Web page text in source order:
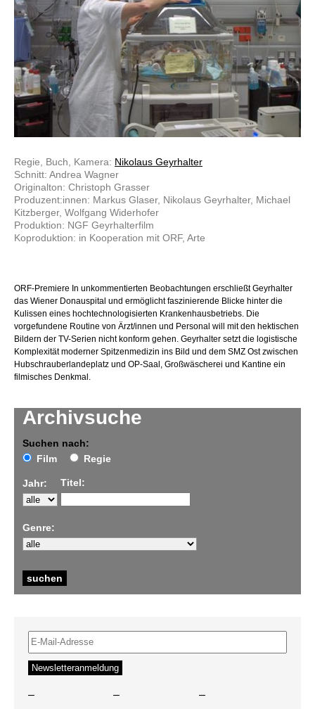
Archivsuche
Suchen nach:
Film
Regie
Jahr: Titel:
Genre:
Regie, Buch, Kamera: Nikolaus Geyrhalter
Schnitt: Andrea Wagner
Originalton: Christoph Grasser
Produzent:innen: Markus Glaser, Nikolaus Geyrhalter, Michael
Kitzberger, Wolfgang Widerhofer
Produktion: NGF Geyrhalterfilm
Koproduktion: in Kooperation mit ORF, Arte
ORF-Premiere In unkommentierten Beobachtungen erschließt Geyrhalter
das Wiener Donauspital und ermöglicht faszinierende Blicke hinter die
Kulissen eines hochtechnologisierten Krankenhausbetriebs. Die
vorgefundene Routine von Ärzt/innen und Personal will mit den hektischen
Bildern der TV-Serien nicht konform gehen. Geyrhalter setzt die logistische
Komplexität moderner Spitzenmedizin ins Bild und dem SMZ Ost zwischen
Hubschrauberlandeplatz und OP-Saal, Großwäscherei und Kantine ein
filmisches Denkmal.
– – –